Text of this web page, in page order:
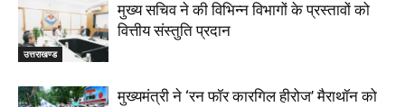
उत्तराखण्ड
मुख्य सचिव ने की विभिन्न विभागों के प्रस्तावों को
वित्तीय संस्तुति प्रदान
मुख्यमंत्री ने ‘रन फॉर कारगिल हीरोज’ मैराथॉन को